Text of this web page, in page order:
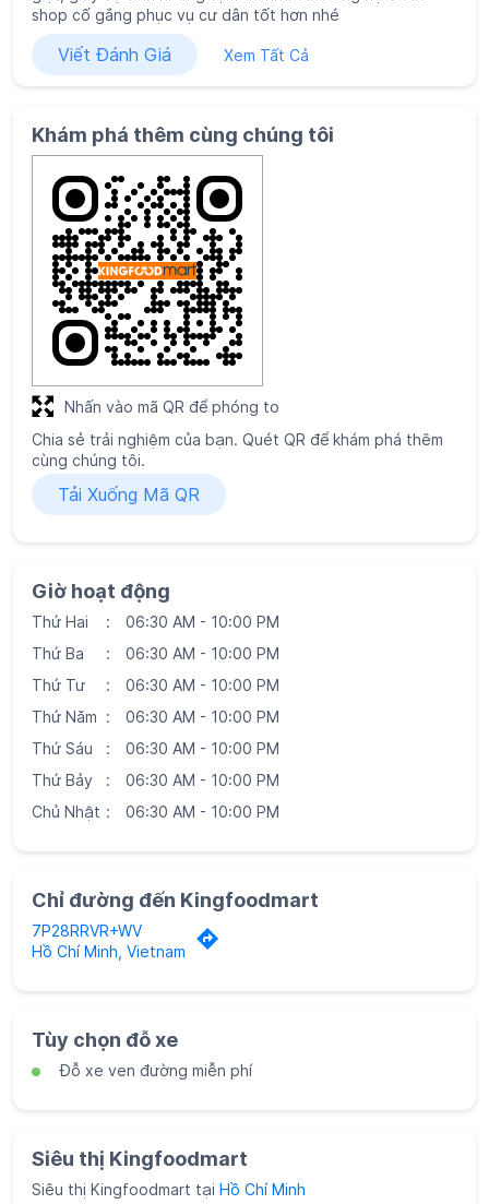
Chia sẻ trải nghiệm của bạn. Quét QR để khám phá thêm
cùng chúng tôi.
Tải Xuống Mã QR
Nhấn vào mã QR để phóng to
Thứ Hai
06:30 AM - 10:00 PM
Thứ Ba
06:30 AM - 10:00 PM
Thứ Tư
06:30 AM - 10:00 PM
Thứ Năm
06:30 AM - 10:00 PM
Chủ Nhật
06:30 AM - 10:00 PM
Chỉ đường đến Kingfoodmart
7P28RRVR+WV
Hồ Chí Minh, Vietnam
Tùy chọn đỗ xe
Siêu thị Kingfoodmart
Phương thức thanh toán
Thẻ Visa
Tiền mặt